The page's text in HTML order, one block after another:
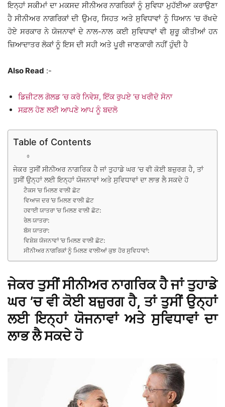
ਇਨ੍ਹਾਂ ਸਕੀਮਾਂ ਦਾ ਮਕਸਦ ਸੀਨੀਅਰ ਨਾਗਰਿਕਾਂ ਨੂੰ ਸੁਵਿਧਾ ਮੁਹੱਈਆ ਕਰਾਉਣਾ
ਹੈ ਸੀਨੀਅਰ ਨਾਗਰਿਕਾਂ ਦੀ ਉਮਰ, ਸਿਹਤ ਅਤੇ ਸੁਵਿਧਾਵਾਂ ਨੂੰ ਧਿਆਨ ’ਚ ਰੱਖਦੇ
ਹੋਏ ਸਰਕਾਰ ਨੇ ਯੋਜਨਾਵਾਂ ਦੇ ਨਾਲ-ਨਾਲ ਕਈ ਸੁਵਿਧਾਵਾਂ ਵੀ ਸ਼ੁਰੂ ਕੀਤੀਆਂ ਹਨ
ਜ਼ਿਆਦਾਤਰ ਲੋਕਾਂ ਨੂੰ ਇਸ ਦੀ ਸਹੀ ਅਤੇ ਪੂਰੀ ਜਾਣਕਾਰੀ ਨਹੀਂ ਹੁੰਦੀ ਹੈ
Also Read :-
ਡਿਜ਼ੀਟਲ ਗੋਲਡ ’ਚ ਕਰੋ ਨਿਵੇਸ਼, ਇੱਕ ਰੁਪਏ ’ਚ ਖਰੀਦੋ ਸੋਨਾ
ਸਫ਼ਲ ਹੋਣ ਲਈ ਆਪਣੇ ਆਪ ਨੂੰ ਬਦਲੋ
Table of Contents
ਜੇਕਰ ਤੁਸੀਂ ਸੀਨੀਅਰ ਨਾਗਰਿਕ ਹੈ ਜਾਂ ਤੁਹਾਡੇ ਘਰ ’ਚ ਵੀ ਕੋਈ ਬਜ਼ੁਰਗ ਹੈ, ਤਾਂ
ਤੁਸੀਂ ਉਨ੍ਹਾਂ ਲਈ ਇਨ੍ਹਾਂ ਯੋਜਨਾਵਾਂ ਅਤੇ ਸੁਵਿਧਾਵਾਂ ਦਾ ਲਾਭ ਲੈ ਸਕਦੇ ਹੋ
ਟੈਕਸ ’ਚ ਮਿਲਣ ਵਾਲੀ ਛੋਟ
ਵਿਆਜ ਦਰ ’ਚ ਮਿਲਣ ਵਾਲੀ ਛੋਟ
ਹਵਾਈ ਯਾਤਰਾ ’ਚ ਮਿਲਣ ਵਾਲੀ ਛੋਟ:
ਰੇਲ ਯਾਤਰਾ:
ਬੱਸ ਯਾਤਰਾ:
ਵਿਸ਼ੇਸ਼ ਯੋਜਨਾਵਾਂ ’ਚ ਮਿਲਣ ਵਾਲੀ ਛੋਟ:
ਸੀਨੀਅਰ ਨਾਗਰਿਕਾਂ ਨੂੰ ਮਿਲਣ ਵਾਲੀਆਂ ਕੁਝ ਹੋਰ ਸੁਵਿਧਾਵਾਂ:
ਜੇਕਰ ਤੁਸੀਂ ਸੀਨੀਅਰ ਨਾਗਰਿਕ ਹੈ ਜਾਂ ਤੁਹਾਡੇ
ਘਰ ’ਚ ਵੀ ਕੋਈ ਬਜ਼ੁਰਗ ਹੈ, ਤਾਂ ਤੁਸੀਂ ਉਨ੍ਹਾਂ
ਲਈ ਇਨ੍ਹਾਂ ਯੋਜਨਾਵਾਂ ਅਤੇ ਸੁਵਿਧਾਵਾਂ ਦਾ
ਲਾਭ ਲੈ ਸਕਦੇ ਹੋ